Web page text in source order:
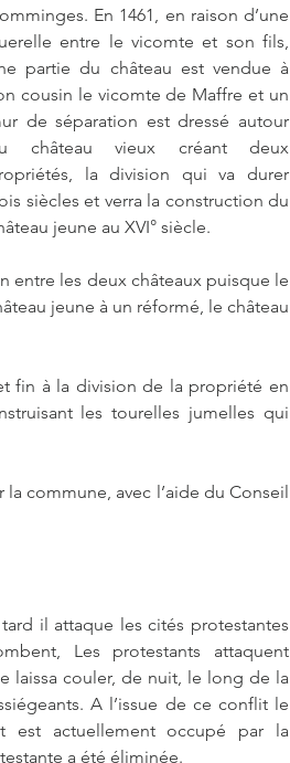
En 1461, en raison d’une
entre le vicomte et son fils,
partie du château est vendue à
cousin le vicomte de Maffre et un
de séparation est dressé autour
château vieux créant deux
la division qui va durer
siècles et verra la construction du
jeune au XVI° siècle.
entre les deux châteaux puisque le
jeune à un réformé, le château
fin à la division de la propriété en
les tourelles jumelles qui
la commune, avec l’aide du Conseil
il attaque les cités protestantes
Les protestants attaquent
laissa couler, de nuit, le long de la
A l’issue de ce conflit le
est actuellement occupé par la
a été éliminée.